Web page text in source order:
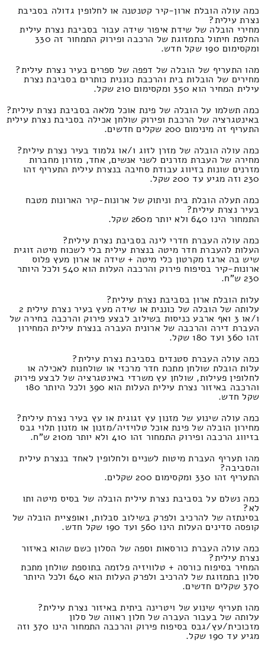
כמה עולה הובלת ארון-קיר קטנטנה או לחלופין גדולה בסביבת
נצרת עילית?
מחירי הובלה של שידת איפור שידה עבור בסביבת נצרת עילית
החלפת חיתול בתמזוגת של הרכבה ופירוק התמחור זה 330
ומקסימום 190 שקל חדש.
מהו התעריף של הובלה של דפפה של ספרים בעיר נצרת עילית?
מחירים של הובלות בית והרכבת כוננית כותרים בסביבת נצרת
עילית המחיר הוא 350 ומקסימום 210 שקל.
כמה תשלמו על הובלה של פינת אוכל מלאה בסביבת נצרת עילית?
באינטגרציה של הרכבת ופירוק שולחן אכילה בסביבת נצרת עילית
התעריף זה מינימום 200 שקלים חדשים.
כמה עולה הובלה של מזרן לזוג ו/או גלמוד בעיר נצרת עילית?
מחירה של העברת מזרנים לשני אנשים, אחד, מזרון מחברות
מזרנים שונות בזיווג עבודת סחיבה בנצרת עילית התעריף זהו
230 וזה מגיע עד 200 שקל.
כמה תעלה הובלת בית וניתוק של ארונות-קיר הארונות מטבח
בעיר נצרת עילית?
התמחור הינו 640 ולא יותר מ260 שקל.
כמה עולה העברת חדרי לינה בסביבת נצרת עילית?
העלות להעברת חדר מיטה בנצרת עילית בלי לשכוח מיטה זוגית
שיש בה ארגז מקרטון כלי מיטה + שידה או ארון מעץ פלוס
ארונות-קיר בסיפוח פירוק והרכבה העלות הוא 540 ולכל היותר
230 ש"ח.
עלות הובלת ארון בסביבת נצרת עילית?
עלותה של הובלה של כוננית או שידה מעץ בעיר נצרת עילית 2
ו/או 3 ואף ארבע כניסות בשילוב לבצע פירוק והרכבה בחירה של
העברת דירה והרכבה של ארונית העברה בנצרת עילית המחירון
זהו 360 ועד 180 שקל.
כמה עולה העברת סטנדים בסביבת נצרת עילית?
עלות הובלת שולחן מתכת חדר מרכזי או שולחנות לאכילה או
לחלופין פעילות, שולחן עץ משרדי באינטגרציה של לבצע פירוק
והרכבה באיזור נצרת עילית העלות הוא 390 ולכל היותר 180
שקל חדש.
כמה עולה שינוע של מזנון עץ זגוגית או עץ בעיר נצרת עילית?
מחירון הובלה של פינת אוכל טלויזיה/מזנון או מזנון תלוי גבס
בזיווג הרכבה ופירוק התמחור זהו 410 ולא יותר מ210 ש"ח.
מהו תעריף העברת מיטות לשניים ולחלופין לאחד בנצרת עילית
והסביבה?
התעריף זהו 330 ומקסימום 200 שקלים.
כמה נשלם על בסביבת נצרת עילית הובלה של בסיס מיטה ותו
לא?
בסינתזה של להרכיב ולפרק בשילוב סבלות, ואופציית הובלה של
קופסה סדינים העלות הינו 560 ועד 190 שקל חדש.
כמה עולה העברת כורסאות וספה של הסלון כשם שהוא באיזור
נצרת עילית?
המחיר בסיפוח כורסה + טלוויזיה פלזמה בתוספת שולחן מתכת
סלון בתמזוגת של להרכיב ולפרק העלות הוא 640 ולכל היותר
370 שקלים חדשים.
מהו תעריף שינוע של ויטרינה ביתית באיזור נצרת עילית?
עלותה של בעבור העברה של חלון ראווה של סלון
מזכוכית/עץ/גבס בסיפוח פירוק והרכבה התמחור הינו 370 וזה
מגיע עד 190 שקל.